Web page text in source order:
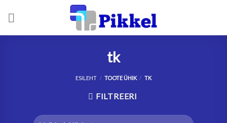
tk
ESILEHT / TOOTE ÜHIK / TK
FILTREERI